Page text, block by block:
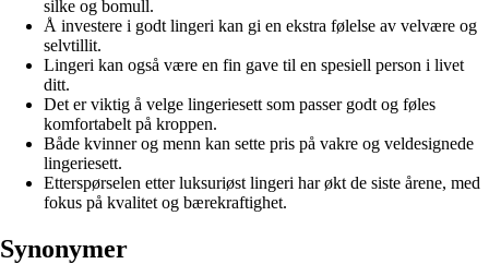
silke og bomull.
Å investere i godt lingeri kan gi en ekstra følelse av velvære og
selvtillit.
Lingeri kan også være en fin gave til en spesiell person i livet
ditt.
Det er viktig å velge lingeriesett som passer godt og føles
komfortabelt på kroppen.
Både kvinner og menn kan sette pris på vakre og veldesignede
lingeriesett.
Etterspørselen etter luksuriøst lingeri har økt de siste årene, med
fokus på kvalitet og bærekraftighet.
Synonymer